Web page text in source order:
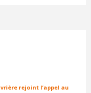
rejoint l’appel au